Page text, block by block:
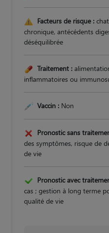
Facteurs de risque :
chronique, antécédents
déséquilibrée
Traitement :
inflammatoires ou
Vaccin : Non
Pronostic sans
des symptômes, risque de
de vie
Pronostic avec
cas ; gestion à long terme
qualité de vie